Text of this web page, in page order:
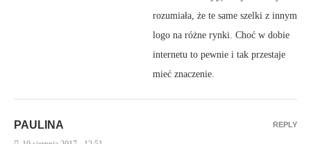
rozumiała, że te same szelki z innym
logo na różne rynki. Choć w dobie
internetu to pewnie i tak przestaje
mieć znaczenie.
PAULINA REPLY